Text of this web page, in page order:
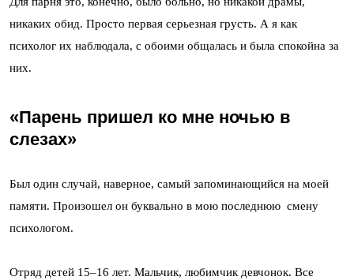
никаких обид. Просто первая серьезная грусть. А я как
психолог их наблюдала, с обоими общалась и была спокойна за
них.
«Парень пришел ко мне ночью в
слезах»
Был один случай, наверное, самый запоминающийся на моей
памяти. Произошел он буквально в мою последнюю смену
психологом.
Отряд детей 15–16 лет. Мальчик, любимчик девчонок. Все